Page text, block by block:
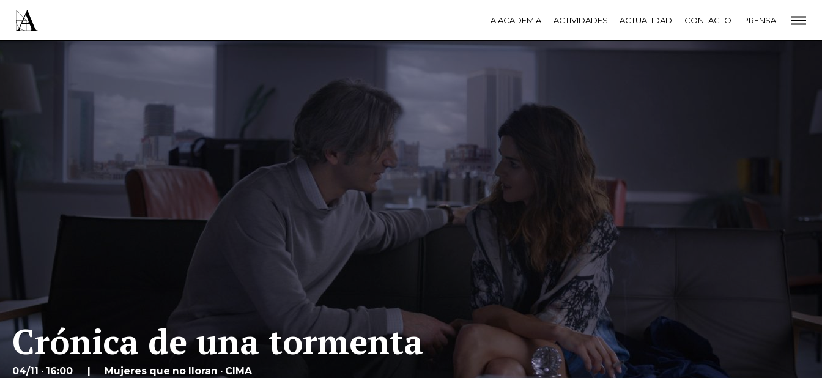
LA ACADEMIA ACTIVIDADES ACTUALIDAD CONTACTO PRENSA
Crónica de una tormenta
04/11 · 16:00 Mujeres que no lloran · CIMA
LA ACADEMIA PREMIOS GOYA FUNDACIÓN
CONTACTO